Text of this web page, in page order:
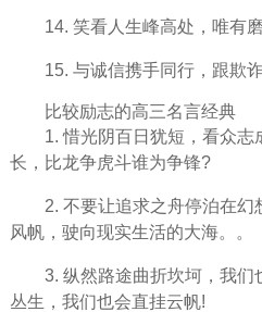
14. 笑看人生峰高处，唯有
15. 与诚信携手同行，跟欺
比较励志的高三名言经典
1. 惜光阴百日犹短，看众志
长，比龙争虎斗谁为争锋?
2. 不要让追求之舟停泊在幻
风帆，驶向现实生活的大海。。
3. 纵然路途曲折坎坷，我们
丛生，我们也会直挂云帆!